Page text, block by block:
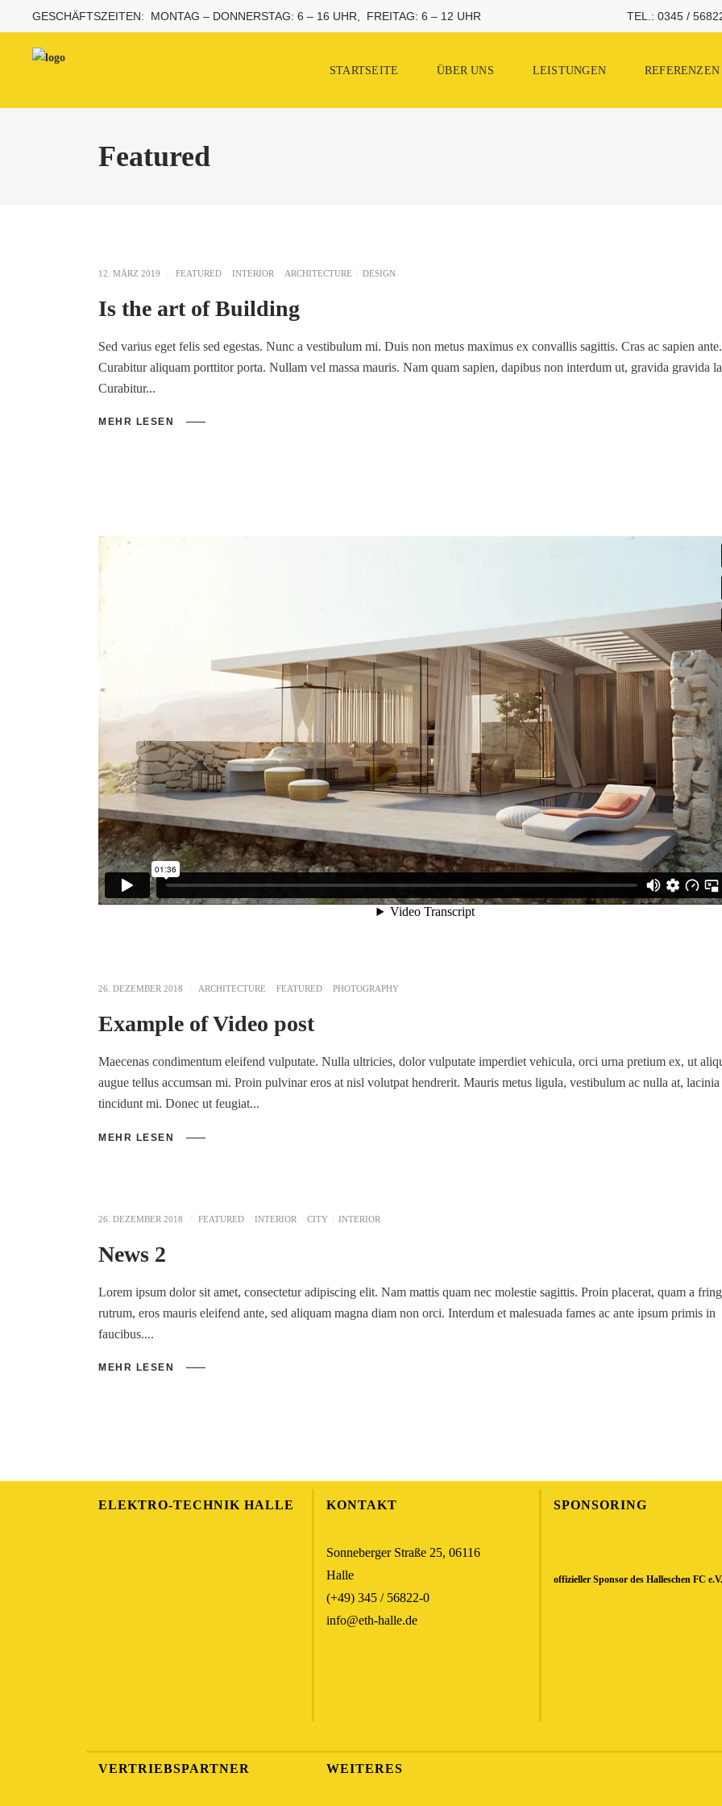
GESCHÄFTSZEITEN: MONTAG – DONNERSTAG: 6 – 16 UHR, FREITAG: 6 – 12 UHR TEL.: 0345 /
STARTSEITE ÜBER UNS LEISTUNGEN REFERENZEN
Featured
12. MÄRZ 2019 FEATURED INTERIOR ARCHITECTURE DESIGN
Is the art of Building
Sed varius eget felis sed egestas. Nunc a vestibulum mi. Duis non metus maximus ex convallis sagittis. Cras ac sapien ante.
Curabitur aliquam porttitor porta. Nullam vel massa mauris. Nam quam sapien, dapibus non interdum ut, gravida gravida
Curabitur
MEHR LESEN
26. DEZEMBER 2018 ARCHITECTURE FEATURED PHOTOGRAPHY
Example of Video post
Maecenas condimentum eleifend vulputate. Nulla ultricies, dolor vulputate imperdiet vehicula, orci urna pretium ex, ut
augue tellus accumsan mi. Proin pulvinar eros at nisl volutpat hendrerit. Mauris metus ligula, vestibulum ac nulla at, lacinia
tincidunt mi. Donec ut feugiat
MEHR LESEN
26. DEZEMBER 2018 FEATURED INTERIOR CITY INTERIOR
News 2
Lorem ipsum dolor sit amet, consectetur adipiscing elit. Nam mattis quam nec molestie sagittis. Proin placerat, quam a
rutrum, eros mauris eleifend ante, sed aliquam magna diam non orci. Interdum et malesuada fames ac ante ipsum primis in
faucibus.
MEHR LESEN
ELEKTRO-TECHNIK HALLE KONTAKT
Sonneberger Straße 25, 06116
Halle
(+49) 345 / 56822-0
info@eth-halle.de
SPONSORING
offizieller Sponsor des Halleschen FC e.V.
VERTRIEBSPARTNER WEITERES